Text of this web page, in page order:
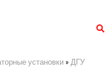
установки » ДГУ